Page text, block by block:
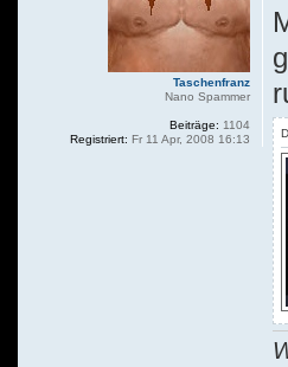
Taschenfranz
Nano Spammer
Beiträge: 1104
Registriert: Fr 11 Apr, 2008 16:13